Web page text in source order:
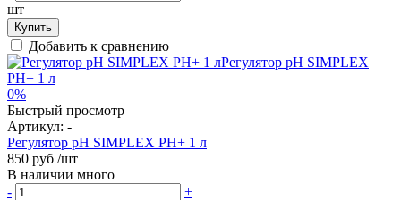
шт
Купить
Добавить к сравнению
0%
Быстрый просмотр
Артикул: -
Регулятор pH SIMPLEX PH+ 1 л
850 руб /шт
В наличии много
-
+